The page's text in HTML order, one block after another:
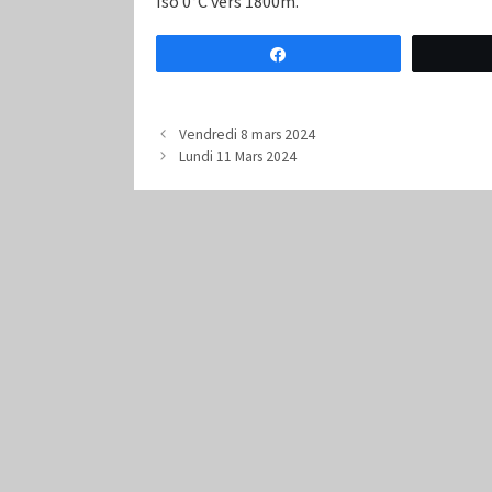
Vendredi 8 mars 2024
Lundi 11 Mars 2024